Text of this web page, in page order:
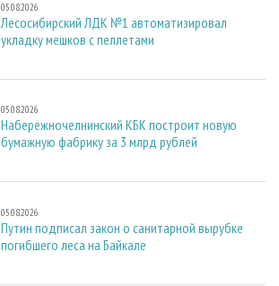
05.08.2026
Лесосибирский ЛДК №1 автоматизировал
укладку мешков с пеллетами
05.08.2026
Набережночелнинский КБК построит новую
бумажную фабрику за 3 млрд рублей
05.08.2026
Путин подписал закон о санитарной вырубке
погибшего леса на Байкале